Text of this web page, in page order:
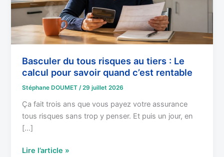
Basculer du tous risques au tiers : Le
calcul pour savoir quand c’est rentable
Stéphane DOUMET /29 juillet 2026
Ça fait trois ans que vous payez votre assurance
tous risques sans trop y penser. Et puis un jour, en
[…]
:
calcul
pour
quand
c’est
rentable
Lire l’article »